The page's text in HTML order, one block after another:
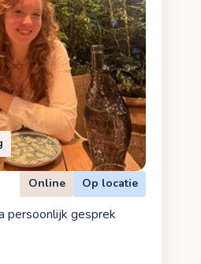
Online Op locatie
persoonlijk gesprek